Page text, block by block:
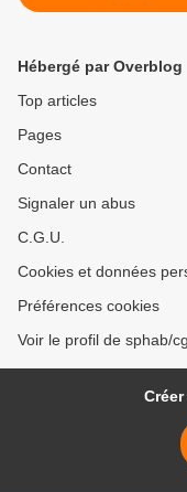
Hébergé par Overblog
Top articles
Pages
Contact
Signaler un abus
C.G.U.
Cookies et données
Préférences cookies
Voir le profil de sphab/